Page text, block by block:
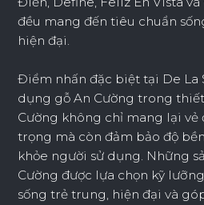
đều mang đến tiêu chuẩn
hiện đại.
Điểm nhấn đặc biệt tại De La
dụng gỗ An Cường trong
Cường không chỉ mang lại vẻ
trọng mà còn đảm bảo độ
khỏe người sử dụng. Những
Cường được lựa chọn kỹ
sống trẻ trung, hiện đại và